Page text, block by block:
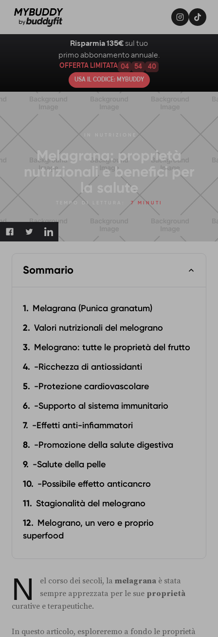
Melagrana: proprietà
nutrizionali e benefici per
la salute
TEMPO DI LETTURA: 7 MINUTI
Sommario
Melagrana (Punica granatum)
Valori nutrizionali del melograno
Melograno: tutte le proprietà del frutto
-Ricchezza di antiossidanti
-Protezione cardiovascolare
-Supporto al sistema immunitario
-Effetti anti-infiammatori
-Promozione della salute digestiva
-Salute della pelle
-Possibile effetto anticancro
Stagionalità del melograno
Melograno, un vero e proprio
superfood
N el corso dei secoli, la melagrana è stata
sempre apprezzata per le sue proprietà
curative e terapeutiche.
In questo articolo, esploreremo a fondo le proprietà
Risparmia 135€ sul tuo
primo abbonamento annuale.
OFFERTA LIMITATA 04 54 39
USA IL CODICE: MYBUDDY